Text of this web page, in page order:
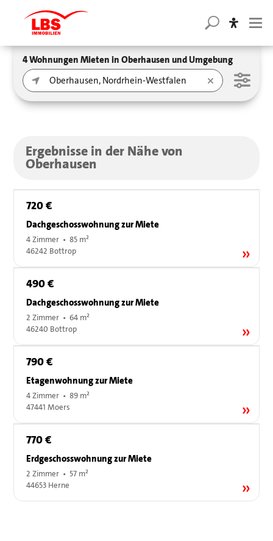
4 Wohnungen Mieten in Oberhausen und Umgebung
Ergebnisse in der Nähe von
Oberhausen
720 €
Dachgeschosswohnung zur Miete
4 Zimmer • 85 m²
46242 Bottrop
490 €
Dachgeschosswohnung zur Miete
2 Zimmer • 64 m²
46240 Bottrop
790 €
Etagenwohnung zur Miete
4 Zimmer • 89 m²
47441 Moers
770 €
Erdgeschosswohnung zur Miete
2 Zimmer • 57 m²
44653 Herne